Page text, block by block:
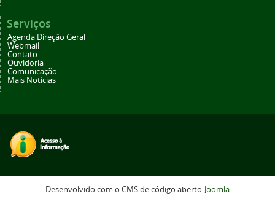
Serviços
Agenda Direção Geral
Webmail
Contato
Ouvidoria
Comunicação
Mais Notícias
Desenvolvido com o CMS de código aberto Joomla